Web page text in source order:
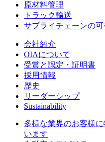
原材料管理
トラック輸送
サプライチェーンの可
会社紹介
OIAについて
受賞と認定・証明書
採用情報
歴史
リーダーシップ
Sustainability
多様な業界のお客様
います